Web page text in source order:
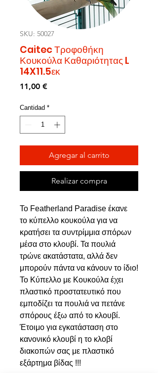
SKU: 50027
Caitec Τροφοθήκη
Κουκούλα Καθαριότητας L
14X11.5εκ
11,00 €Precio
Cantidad *
Agregar al carrito
Realizar compra
To Featherland Paradise έκανε
το κύπελλο κουκούλα για να
κρατήσει τα συντρίμμια σπόρων
μέσα στο κλουβί. Τα πουλιά
τρώνε ακατάστατα, αλλά δεν
μπορούν πάντα να κάνουν το ίδιο!
Το Κύπελλο με Κουκούλα έχει
πλαστικό προστατευτικό που
εμποδίζει τα πουλιά να πετάνε
σπόρους έξω από το κλουβί.
Έτοιμο για εγκατάσταση στο
κανονικό κλουβί η το κλοβί
διακοπών σας με πλαστικό
εξάρτημα βίδας !!!